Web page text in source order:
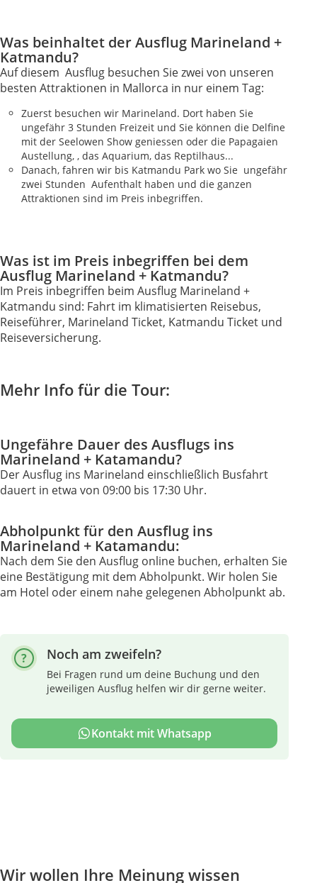
Was beinhaltet der Ausflug Marineland +
Katmandu?
Auf diesem Ausflug besuchen Sie zwei von unseren
besten Attraktionen in Mallorca in nur einem Tag:
Zuerst besuchen wir Marineland. Dort haben Sie
ungefähr 3 Stunden Freizeit und Sie können die Delfine
mit der Seelowen Show geniessen oder die Papagaien
Austellung, , das Aquarium, das Reptilhaus...
Danach, fahren wir bis Katmandu Park wo Sie ungefähr
zwei Stunden Aufenthalt haben und die ganzen
Attraktionen sind im Preis inbegriffen.
Was ist im Preis inbegriffen bei dem
Ausflug Marineland + Katmandu?
Im Preis inbegriffen beim Ausflug Marineland +
Katmandu sind: Fahrt im klimatisierten Reisebus,
Reiseführer, Marineland Ticket, Katmandu Ticket und
Reiseversicherung.
Mehr Info für die Tour:
Ungefähre Dauer des Ausflugs ins
Marineland + Katamandu?
Der Ausflug ins Marineland einschließlich Busfahrt
dauert in etwa von 09:00 bis 17:30 Uhr.
Abholpunkt für den Ausflug ins
Marineland + Katamandu:
Nach dem Sie den Ausflug online buchen, erhalten Sie
eine Bestätigung mit dem Abholpunkt. Wir holen Sie
am Hotel oder einem nahe gelegenen Abholpunkt ab.
Noch am zweifeln?
Bei Fragen rund um deine Buchung und den
jeweiligen Ausflug helfen wir dir gerne weiter.
Kontakt mit Whatsapp
Wir wollen Ihre Meinung wissen